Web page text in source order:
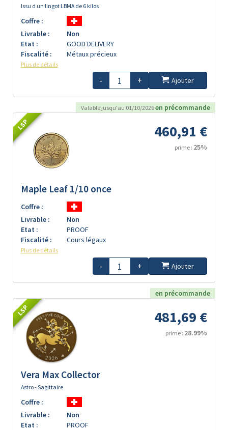
Issu d un lingot LBMA de 6 kilos
Coffre :
Livrable :
Non
Etat :
GOOD DELIVERY
Fiscalité :
Métaux précieux
Plus de détails
- + Ajouter
Valable jusqu'au 01/10/2026en précommande
LSP 460,91 €
prime : 25%
Maple Leaf 1/10 once
Coffre :
Livrable :
Non
Etat :
PROOF
Fiscalité :
Cours légaux
Plus de détails
- + Ajouter
en précommande
LSP 481,69 €
prime : 28.99%
Vera Max Collector
Astro - Sagittaire
Coffre :
Livrable :
Non
Etat :
PROOF